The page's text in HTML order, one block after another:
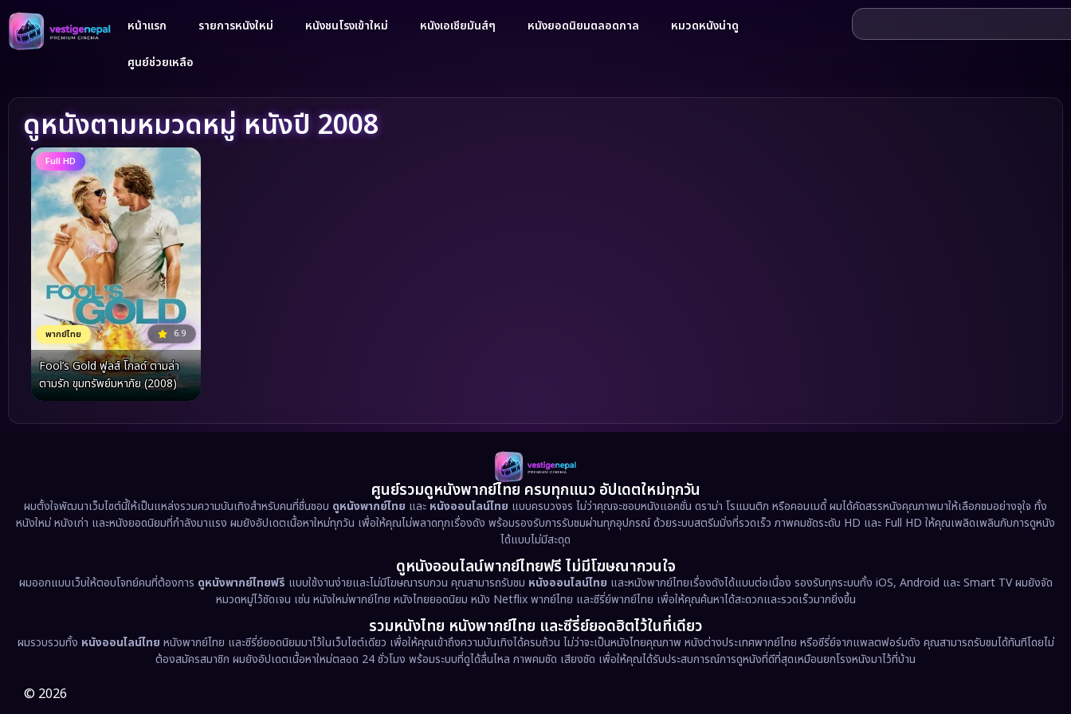
หน้าแรก รายการหนังใหม่ หนังชนโรงเข้าใหม่ หนังเอเชียมันส์ๆ หนังยอดนิยมตลอดกาล หมวดหนังน่าดู
ศูนย์ช่วยเหลือ
ดูหนังตามหมวดหมู่ หนังปี 2008
Full HD
พากย์ไทย 6.9
Fool’s Gold ฟูลส์ โกลด์ ตามล่า
ตามรัก ขุมทรัพย์มหาภัย (2008)
ศูนย์รวมดูหนังพากย์ไทย ครบทุกแนว อัปเดตใหม่ทุกวัน
ผมตั้งใจพัฒนาเว็บไซต์นี้ให้เป็นแหล่งรวมความบันเทิงสำหรับคนที่ชื่นชอบ ดูหนังพากย์ไทย และ หนังออนไลน์ไทย แบบครบวงจร ไม่ว่าคุณจะชอบหนังแอคชั่น ดราม่า โรแมนติก หรือคอมเมดี้ ผมได้คัดสรรหนังคุณภาพมาให้เลือกชมอย่างจุใจ ทั้ง
หนังใหม่ หนังเก่า และหนังยอดนิยมที่กำลังมาแรง ผมยังอัปเดตเนื้อหาใหม่ทุกวัน เพื่อให้คุณไม่พลาดทุกเรื่องดัง พร้อมรองรับการรับชมผ่านทุกอุปกรณ์ ด้วยระบบสตรีมมิ่งที่รวดเร็ว ภาพคมชัดระดับ HD และ Full HD ให้คุณเพลิดเพลินกับการดูหนัง
ได้แบบไม่มีสะดุด
ดูหนังออนไลน์พากย์ไทยฟรี ไม่มีโฆษณากวนใจ
ผมออกแบบเว็บให้ตอบโจทย์คนที่ต้องการ ดูหนังพากย์ไทยฟรี แบบใช้งานง่ายและไม่มีโฆษณารบกวน คุณสามารถรับชม หนังออนไลน์ไทย และหนังพากย์ไทยเรื่องดังได้แบบต่อเนื่อง รองรับทุกระบบทั้ง iOS, Android และ Smart TV ผมยังจัด
หมวดหมู่ไว้ชัดเจน เช่น หนังใหม่พากย์ไทย หนังไทยยอดนิยม หนัง Netflix พากย์ไทย และซีรี่ย์พากย์ไทย เพื่อให้คุณค้นหาได้สะดวกและรวดเร็วมากยิ่งขึ้น
รวมหนังไทย หนังพากย์ไทย และซีรี่ย์ยอดฮิตไว้ในที่เดียว
ผมรวบรวมทั้ง หนังออนไลน์ไทย หนังพากย์ไทย และซีรี่ย์ยอดนิยมมาไว้ในเว็บไซต์เดียว เพื่อให้คุณเข้าถึงความบันเทิงได้ครบถ้วน ไม่ว่าจะเป็นหนังไทยคุณภาพ หนังต่างประเทศพากย์ไทย หรือซีรี่ย์จากแพลตฟอร์มดัง คุณสามารถรับชมได้ทันทีโดยไม่
ต้องสมัครสมาชิก ผมยังอัปเดตเนื้อหาใหม่ตลอด 24 ชั่วโมง พร้อมระบบที่ดูได้ลื่นไหล ภาพคมชัด เสียงชัด เพื่อให้คุณได้รับประสบการณ์การดูหนังที่ดีที่สุดเหมือนยกโรงหนังมาไว้ที่บ้าน
© 2026